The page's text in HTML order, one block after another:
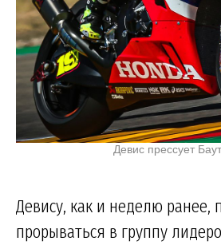
Девис прессует
Девису, как и неделю ранее,
прорываться в группу